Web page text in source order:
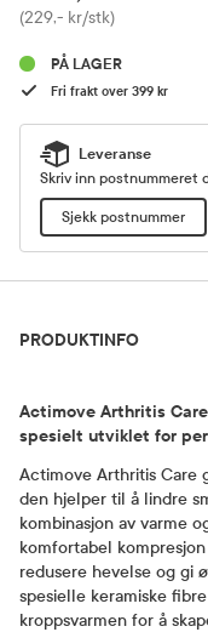
Pris
(229,- kr/stk)
PÅ LAGER
Fri frakt over 399 kr
Leveranse
Skriv inn postnummeret
Sjekk postnummer
PRODUKTINFO
Actimove Arthritis
spesielt utviklet for
Actimove Arthritis Care
den hjelper til å lindre
kombinasjon av varme
komfortabel
redusere hevelse og gi
spesielle keramiske
kroppsvarmen for å